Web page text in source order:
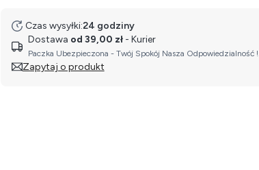
Czas wysyłki:24 godziny
Dostawa od 39,00 zł - Kurier
Paczka Ubezpieczona - Twój Spokój Nasza Odpowiedzialność !
Zapytaj o produkt